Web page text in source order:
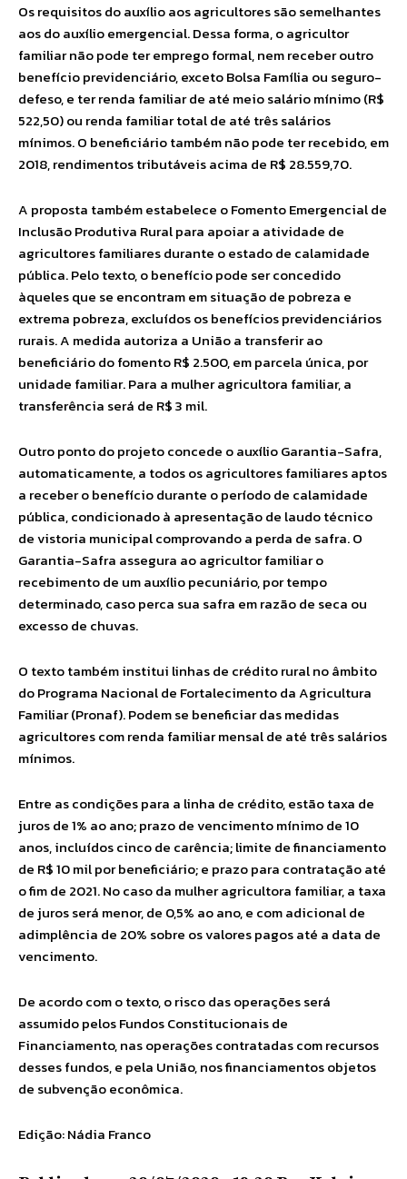
Os requisitos do auxílio aos agricultores são semelhantes
aos do auxílio emergencial. Dessa forma, o agricultor
familiar não pode ter emprego formal, nem receber outro
benefício previdenciário, exceto Bolsa Família ou seguro-
defeso, e ter renda familiar de até meio salário mínimo (R$
522,50) ou renda familiar total de até três salários
mínimos. O beneficiário também não pode ter recebido, em
2018, rendimentos tributáveis acima de R$ 28.559,70.
A proposta também estabelece o Fomento Emergencial de
Inclusão Produtiva Rural para apoiar a atividade de
agricultores familiares durante o estado de calamidade
pública. Pelo texto, o benefício pode ser concedido
àqueles que se encontram em situação de pobreza e
extrema pobreza, excluídos os benefícios previdenciários
rurais. A medida autoriza a União a transferir ao
beneficiário do fomento R$ 2.500, em parcela única, por
unidade familiar. Para a mulher agricultora familiar, a
transferência será de R$ 3 mil.
Outro ponto do projeto concede o auxílio Garantia-Safra,
automaticamente, a todos os agricultores familiares aptos
a receber o benefício durante o período de calamidade
pública, condicionado à apresentação de laudo técnico
de vistoria municipal comprovando a perda de safra. O
Garantia-Safra assegura ao agricultor familiar o
recebimento de um auxílio pecuniário, por tempo
determinado, caso perca sua safra em razão de seca ou
excesso de chuvas.
O texto também institui linhas de crédito rural no âmbito
do Programa Nacional de Fortalecimento da Agricultura
Familiar (Pronaf). Podem se beneficiar das medidas
agricultores com renda familiar mensal de até três salários
mínimos.
Entre as condições para a linha de crédito, estão taxa de
juros de 1% ao ano; prazo de vencimento mínimo de 10
anos, incluídos cinco de carência; limite de financiamento
de R$ 10 mil por beneficiário; e prazo para contratação até
o fim de 2021. No caso da mulher agricultora familiar, a taxa
de juros será menor, de 0,5% ao ano, e com adicional de
adimplência de 20% sobre os valores pagos até a data de
vencimento.
De acordo com o texto, o risco das operações será
assumido pelos Fundos Constitucionais de
Financiamento, nas operações contratadas com recursos
desses fundos, e pela União, nos financiamentos objetos
de subvenção econômica.
Edição: Nádia Franco